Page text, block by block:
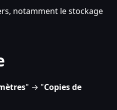
notamment le stockage
" → "Copies de